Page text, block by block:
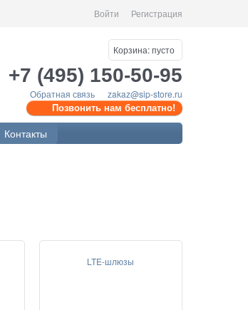
Войти Регистрация
Корзина:пусто
+7 (495) 150-50-95
Обратная связь zakaz@sip-store.ru
Позвонить нам бесплатно!
Контакты
LTE-шлюзы